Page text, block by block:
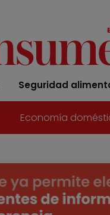
Seguridad
Economía